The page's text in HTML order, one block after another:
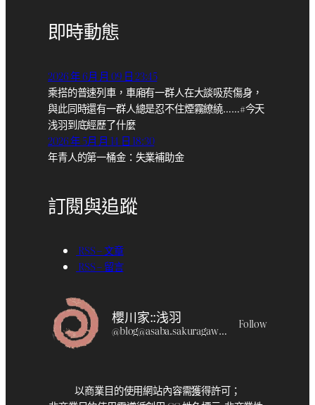
即時動態
2026 年 6月 月 09 日 23:45
乘搭的普速列車，車廂有一群人在大談吸菸傷身，
與此同時還有一群人總是忍不住煙霧繚繞……#今天
浅羽到底經歷了什麼
2026 年 5月 月 14 日 18:30
年青人的第一桶金：失業補助金
訂閱與追蹤
RSS – 文章
RSS – 留言
櫻川家::浅羽
@blog@asaba.sakuragawa.moe Follow
以商業目的使用網站內容需獲得許可；